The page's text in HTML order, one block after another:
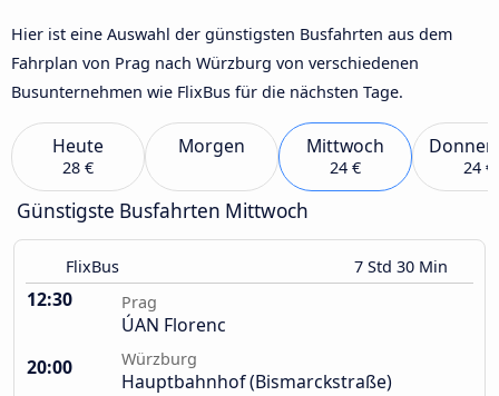
Hier ist eine Auswahl der günstigsten Busfahrten aus dem
Fahrplan von Prag nach Würzburg von verschiedenen
Busunternehmen wie FlixBus für die nächsten Tage.
Heute
28 €
Morgen Mittwoch
24 € 24 €
Günstigste Busfahrten Mittwoch
FlixBus 7 Std 30 Min
12:30 Prag
ÚAN Florenc
20:00
Würzburg
Hauptbahnhof (Bismarckstraße)